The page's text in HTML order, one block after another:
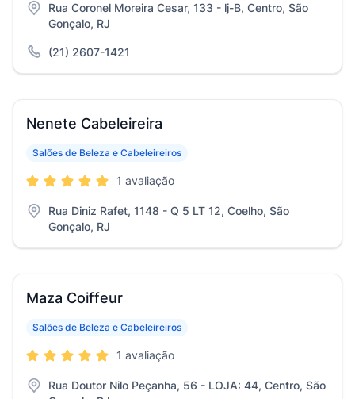
Rua Coronel Moreira Cesar, 133 - lj-B, Centro, São
Gonçalo, RJ
(21) 2607-1421
Nenete Cabeleireira
Salões de Beleza e Cabeleireiros
1 avaliação
Rua Diniz Rafet, 1148 - Q 5 LT 12, Coelho, São
Gonçalo, RJ
Maza Coiffeur
Salões de Beleza e Cabeleireiros
1 avaliação
Rua Doutor Nilo Peçanha, 56 - LOJA: 44, Centro, São